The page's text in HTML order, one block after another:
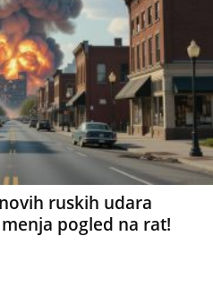
ruskih udara
pogled na rat!